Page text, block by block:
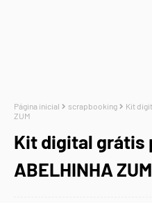
Página inicial scrapbooking
Kit
ZUM
Kit digital grátis
ABELHINHA